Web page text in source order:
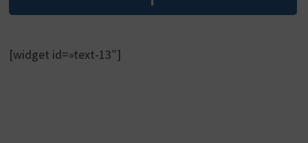
[widget id=»text-13″]